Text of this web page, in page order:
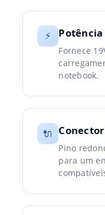
⚡ Potência
Fornece
notebook.
🔌
Pino
para um